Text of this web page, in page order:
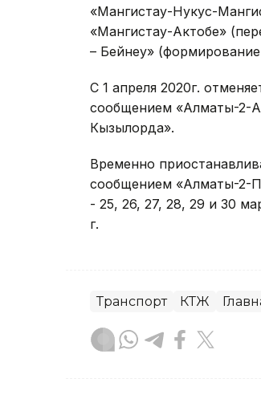
«Мангистау-Нукус-
«Мангистау-Актобе»
– Бейнеу»
С 1 апреля 2020г.
сообщением «Алматы-2-
Кызылорда».
Временно
сообщением «Алматы-2-
- 25, 26, 27, 28, 29 и 30
г.
Транспорт КТЖ